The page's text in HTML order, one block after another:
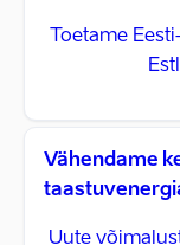
Toetame
Vähendame
Uute